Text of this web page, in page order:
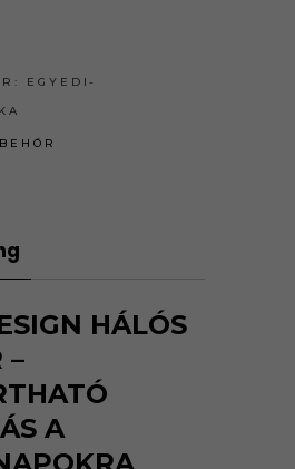
EGYEDI-
HÁLÓS
–
A